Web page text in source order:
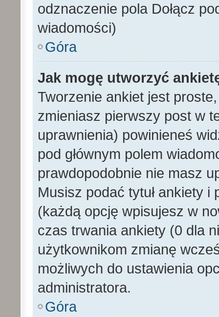
odznaczenie pola Dołącz
wiadomości)
Góra
Jak mogę utworzyć
Tworzenie ankiet jest
zmieniasz pierwszy post w
uprawnienia) powinieneś
pod głównym polem
prawdopodobnie nie masz
Musisz podać tytuł ankiety
(każdą opcję wpisujesz w
czas trwania ankiety (0 dla
użytkownikom zmianę
możliwych do ustawienia
administratora.
Góra